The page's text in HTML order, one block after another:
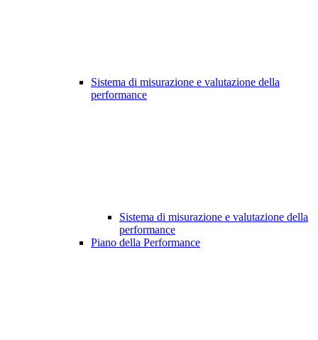
Sistema di misurazione e valutazione della
performance
Sistema di misurazione e valutazione della
performance
Piano della Performance